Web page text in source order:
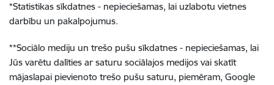
*Statistikas sīkdatnes - nepieciešamas, lai uzlabotu vietnes
darbību un pakalpojumus.
**Sociālo mediju un trešo pušu sīkdatnes - nepieciešamas, lai
Jūs varētu dalīties ar saturu sociālajos medijos vai skatīt
mājaslapai pievienoto trešo pušu saturu, piemēram, Google